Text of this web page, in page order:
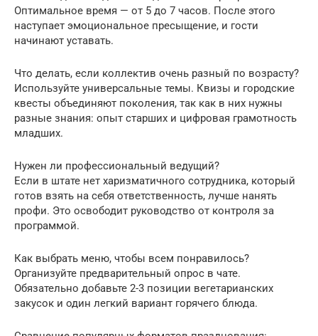
Оптимальное время — от 5 до 7 часов. После этого
наступает эмоциональное пресыщение, и гости
начинают уставать.
Что делать, если коллектив очень разный по возрасту?
Используйте универсальные темы. Квизы и городские
квесты объединяют поколения, так как в них нужны
разные знания: опыт старших и цифровая грамотность
младших.
Нужен ли профессиональный ведущий?
Если в штате нет харизматичного сотрудника, который
готов взять на себя ответственность, лучше нанять
профи. Это освободит руководство от контроля за
программой.
Как выбрать меню, чтобы всем понравилось?
Организуйте предварительный опрос в чате.
Обязательно добавьте 2-3 позиции вегетарианских
закусок и один легкий вариант горячего блюда.